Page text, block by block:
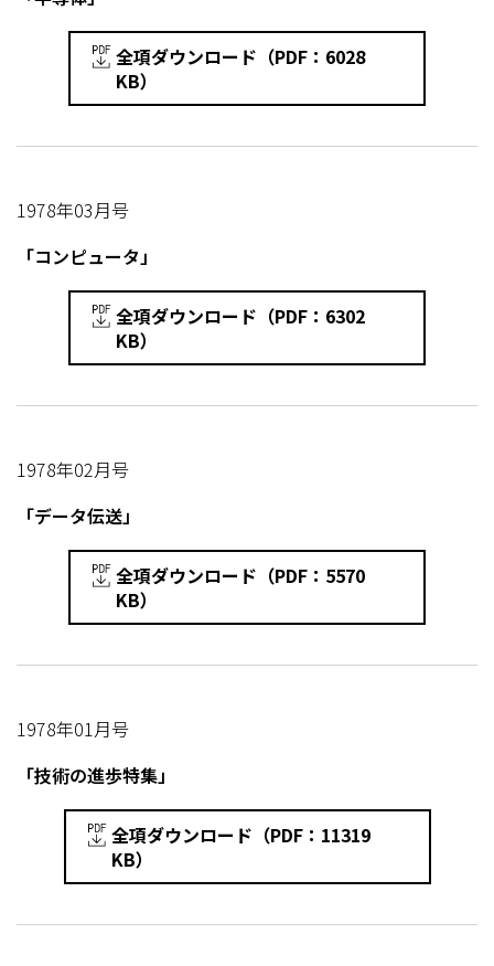
全項ダウンロード（PDF：6028
KB）
1978年03月号
「コンピュータ」
全項ダウンロード（PDF：6302
KB）
1978年02月号
「データ伝送」
全項ダウンロード（PDF：5570
KB）
1978年01月号
「技術の進歩特集」
全項ダウンロード（PDF：11319
KB）